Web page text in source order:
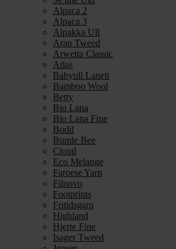
Alpaca 2
Alpaca 3
Alpakka Ull
Aran Tweed
Arwetta Classic
Atlas
Babyull Lanett
Bamboo Wool
Betty
Bio Lana
Bio Lana Fine
Bodil
Bumle Bee
Cloud
Eco Melange
Faroese Yarn
Filnovo
Footprints
Fritidsgarn
Highland
Hjerte Fine
Isager Tweed